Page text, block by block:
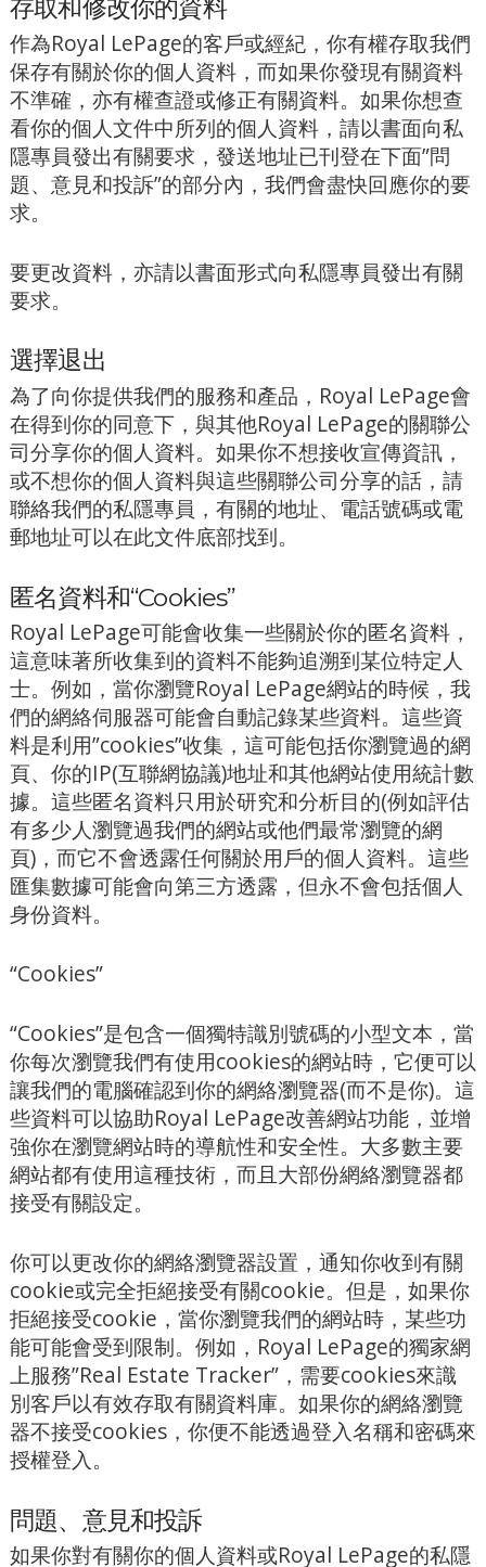
存取和修改你的資料
作為Royal LePage的客戶或經紀，你有權存取我們
保存有關於你的個人資料，而如果你發現有關資料
不準確，亦有權查證或修正有關資料。如果你想查
看你的個人文件中所列的個人資料，請以書面向私
隱專員發出有關要求，發送地址已刊登在下面”問
題、意見和投訴”的部分內，我們會盡快回應你的要
求。
要更改資料，亦請以書面形式向私隱專員發出有關
要求。
選擇退出
為了向你提供我們的服務和產品，Royal LePage會
在得到你的同意下，與其他Royal LePage的關聯公
司分享你的個人資料。如果你不想接收宣傳資訊，
或不想你的個人資料與這些關聯公司分享的話，請
聯絡我們的私隱專員，有關的地址、電話號碼或電
郵地址可以在此文件底部找到。
匿名資料和“Cookies”
Royal LePage可能會收集一些關於你的匿名資料，
這意味著所收集到的資料不能夠追溯到某位特定人
士。例如，當你瀏覽Royal LePage網站的時候，我
們的網絡伺服器可能會自動記錄某些資料。這些資
料是利用”cookies”收集，這可能包括你瀏覽過的網
頁、你的IP(互聯網協議)地址和其他網站使用統計數
據。這些匿名資料只用於研究和分析目的(例如評估
有多少人瀏覽過我們的網站或他們最常瀏覽的網
頁)，而它不會透露任何關於用戶的個人資料。這些
匯集數據可能會向第三方透露，但永不會包括個人
身份資料。
“Cookies”
“Cookies”是包含一個獨特識別號碼的小型文本，當
你每次瀏覽我們有使用cookies的網站時，它便可以
讓我們的電腦確認到你的網絡瀏覽器(而不是你)。這
些資料可以協助Royal LePage改善網站功能，並增
強你在瀏覽網站時的導航性和安全性。大多數主要
網站都有使用這種技術，而且大部份網絡瀏覽器都
接受有關設定。
你可以更改你的網絡瀏覽器設置，通知你收到有關
cookie或完全拒絕接受有關cookie。但是，如果你
拒絕接受cookie，當你瀏覽我們的網站時，某些功
能可能會受到限制。例如，Royal LePage的獨家網
上服務”Real Estate Tracker”，需要cookies來識
別客戶以有效存取有關資料庫。如果你的網絡瀏覽
器不接受cookies，你便不能透過登入名稱和密碼來
授權登入。
問題、意見和投訴
如果你對有關你的個人資料或Royal LePage的私隱